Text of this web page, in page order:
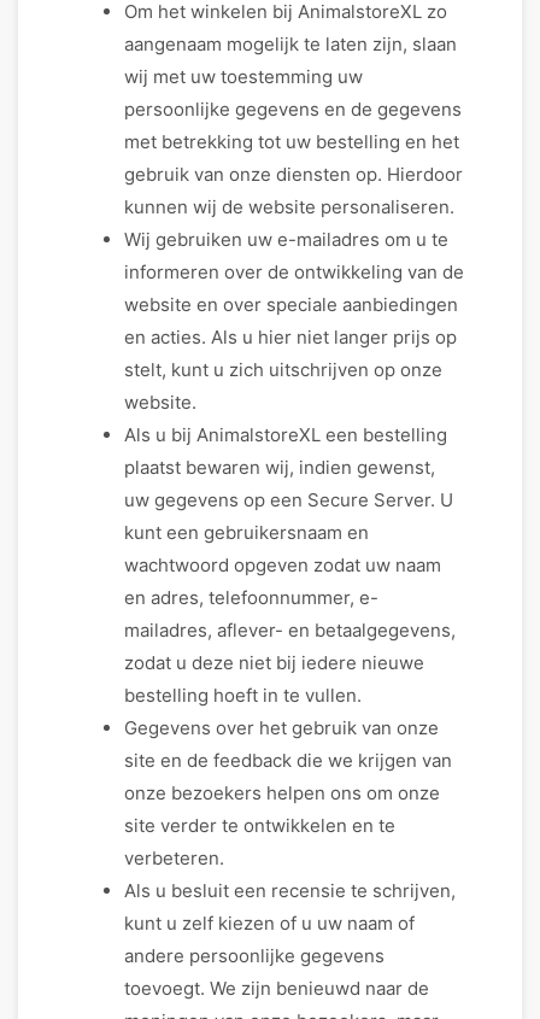
Om het winkelen bij AnimalstoreXL zo
aangenaam mogelijk te laten zijn, slaan
wij met uw toestemming uw
persoonlijke gegevens en de gegevens
met betrekking tot uw bestelling en het
gebruik van onze diensten op. Hierdoor
kunnen wij de website personaliseren.
Wij gebruiken uw e-mailadres om u te
informeren over de ontwikkeling van de
website en over speciale aanbiedingen
en acties. Als u hier niet langer prijs op
stelt, kunt u zich uitschrijven op onze
website.
Als u bij AnimalstoreXL een bestelling
plaatst bewaren wij, indien gewenst,
uw gegevens op een Secure Server. U
kunt een gebruikersnaam en
wachtwoord opgeven zodat uw naam
en adres, telefoonnummer, e-
mailadres, aflever- en betaalgegevens,
zodat u deze niet bij iedere nieuwe
bestelling hoeft in te vullen.
Gegevens over het gebruik van onze
site en de feedback die we krijgen van
onze bezoekers helpen ons om onze
site verder te ontwikkelen en te
verbeteren.
Als u besluit een recensie te schrijven,
kunt u zelf kiezen of u uw naam of
andere persoonlijke gegevens
toevoegt. We zijn benieuwd naar de